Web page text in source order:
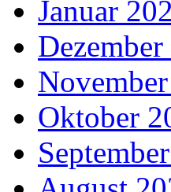
Januar
Dezember
Oktober